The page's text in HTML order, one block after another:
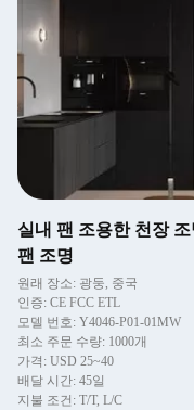
실내 팬 조용한 천장
팬 조명
원래 장소: 광둥, 중국
인증: CE FCC ETL
모델 번호: Y4046-P01-01MW
최소 주문 수량: 1000개
가격: USD 25~40
배달 시간: 45일
지불 조건: T/T, L/C